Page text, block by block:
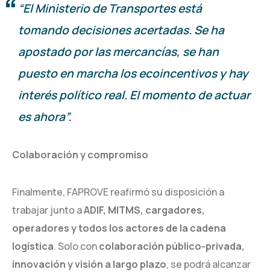
“El Ministerio de Transportes está
tomando decisiones acertadas. Se ha
apostado por las mercancías, se han
puesto en marcha los ecoincentivos y hay
interés político real. El momento de actuar
es ahora”.
Colaboración y compromiso
Finalmente, FAPROVE reafirmó su disposición a
trabajar junto aADIF, MITMS, cargadores,
operadores y todos los actores de la cadena
logística. Solo concolaboración público-privada,
innovación y visión a largo plazo, se podrá alcanzar